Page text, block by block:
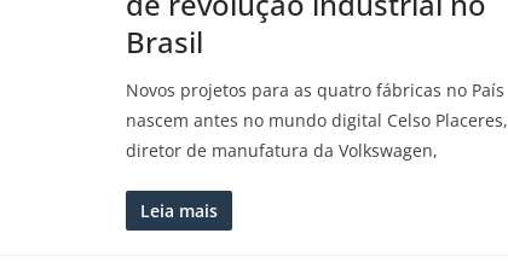
Brasil
Novos projetos para as quatro fábricas no País
nascem antes no mundo digital Celso Placeres,
diretor de manufatura da Volkswagen,
Leia mais